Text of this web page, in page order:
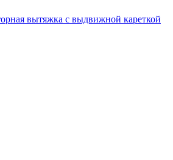
вытяжка с выдвижной кареткой